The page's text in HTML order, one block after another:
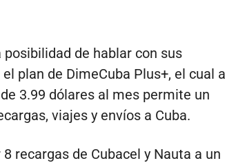
de hablar con sus
plan de DimeCuba Plus+, el cual a
3.99 dólares al mes permite un
viajes y envíos a Cuba.
recargas de Cubacel y Nauta a un